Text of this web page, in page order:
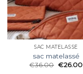
SAC MATELASSÉ
sac matelassé
€36.00 €26.00